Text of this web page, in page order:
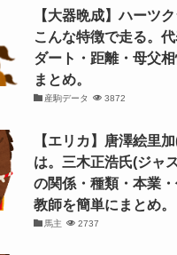
【大器晩成】ハーツ
こんな特徴で走る。
ダート・距離・母父
まとめ。
産駒データ 3872
【エリカ】唐澤絵里
は。三木正浩氏(ジャ
の関係・種類・本業
教師を簡単にまとめ。
馬主 2737